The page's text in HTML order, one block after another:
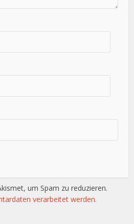
um Spam zu reduzieren.
verarbeitet werden.